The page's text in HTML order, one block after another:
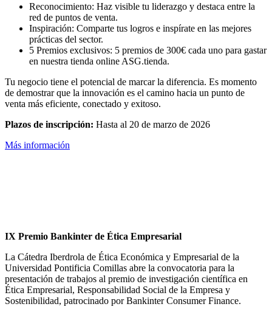
Reconocimiento: Haz visible tu liderazgo y destaca entre la
red de puntos de venta.
Inspiración: Comparte tus logros e inspírate en las mejores
prácticas del sector.
5 Premios exclusivos: 5 premios de 300€ cada uno para gastar
en nuestra tienda online ASG.tienda.
Tu negocio tiene el potencial de marcar la diferencia. Es momento
de demostrar que la innovación es el camino hacia un punto de
venta más eficiente, conectado y exitoso.
Plazos de inscripción: Hasta al 20 de marzo de 2026
Más información
IX Premio Bankinter de Ética Empresarial
La Cátedra Iberdrola de Ética Económica y Empresarial de la
Universidad Pontificia Comillas abre la convocatoria para la
presentación de trabajos al premio de investigación científica en
Ética Empresarial, Responsabilidad Social de la Empresa y
Sostenibilidad, patrocinado por Bankinter Consumer Finance.